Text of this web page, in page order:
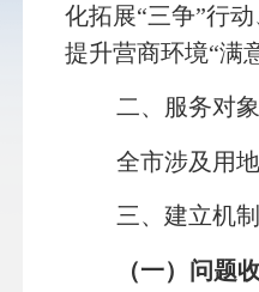
化拓展“三争”行动
提升营商环境“满
二、服务对象
全市涉及用
三、建立机制
（一）问题